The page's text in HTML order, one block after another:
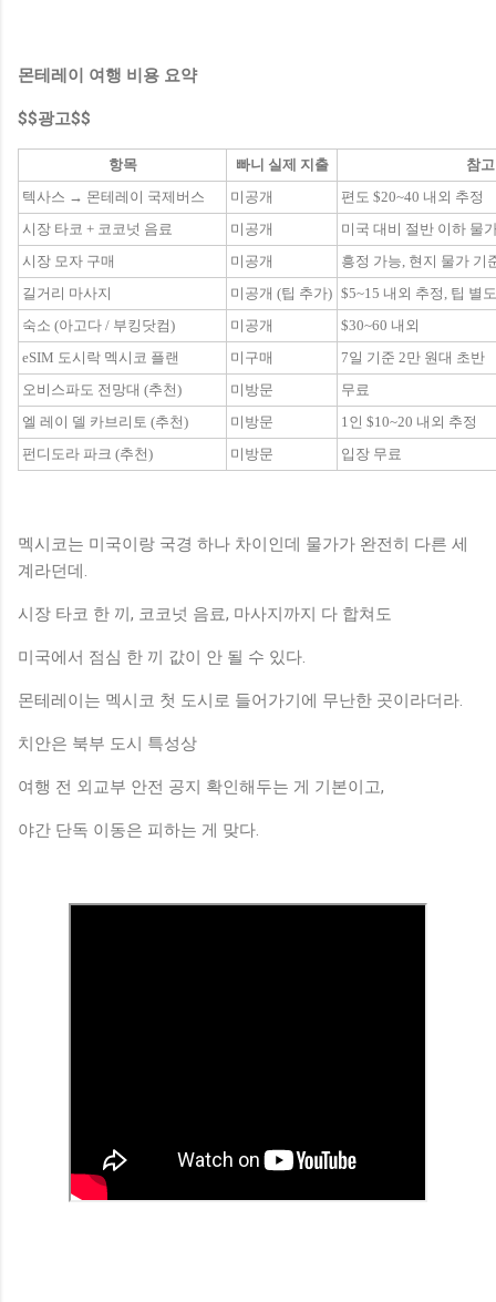
몬테레이 여행 비용 요약
$$광고$$
항목 빠니 실제 지출
참고
텍사스 → 몬테레이 국제버스
미공개
편도 $20~40 내외 추정
시장 타코 + 코코넛 음료
미공개
미국 대비 절반 이하 물
시장 모자 구매
미공개
흥정 가능, 현지 물가 기
길거리 마사지
미공개 (팁 추가) $5~15 내외 추정, 팁 별도
숙소 (아고다 / 부킹닷컴)
미공개
$30~60 내외
eSIM 도시락 멕시코 플랜
미구매
7일 기준 2만 원대 초반
오비스파도 전망대 (추천)
미방문
무료
엘 레이 델 카브리토 (추천)
미방문
1인 $10~20 내외 추정
펀디도라 파크 (추천)
미방문 입장 무료
멕시코는 미국이랑 국경 하나 차이인데 물가가 완전히 다른 세
계라던데.
시장 타코 한 끼, 코코넛 음료, 마사지까지 다 합쳐도
미국에서 점심 한 끼 값이 안 될 수 있다.
몬테레이는 멕시코 첫 도시로 들어가기에 무난한 곳이라더라.
치안은 북부 도시 특성상
여행 전 외교부 안전 공지 확인해두는 게 기본이고,
야간 단독 이동은 피하는 게 맞다.